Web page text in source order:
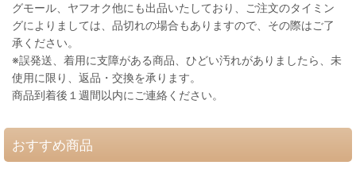
グモール、ヤフオク他にも出品いたしており、ご注文のタイミン
グによりましては、品切れの場合もありますので、その際はご了
承ください。
※誤発送、着用に支障がある商品、ひどい汚れがありましたら、未
使用に限り、返品・交換を承ります。
商品到着後１週間以内にご連絡ください。
おすすめ商品